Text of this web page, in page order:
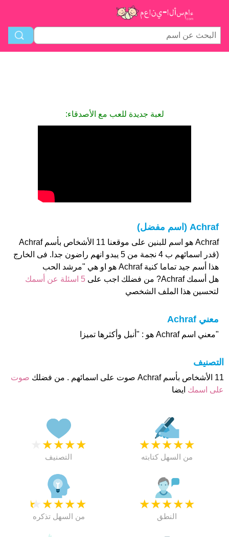
لعبة جديدة للعب مع الأصدقاء:
Achraf (اسم مفضل)
Achraf هو اسم للبنين على موقعنا 11 الأشخاص بأسم Achraf
(قدر اسمائهم ب 4 نجمة من 5 يبدو انهم راضون جدا. فى الخارج
هذا أسم جيد تماما كنية Achraf هو او هي "مرشد الحب
هل أسمك Achraf? من فضلك اجب على
5 اسئلة عن أسمك
لتحسين هذا الملف الشخصي
معني Achraf
"معني اسم Achraf هو : "أنبل وأكثرها تميزا
التصنيف
11 الأشخاص بأسم Achraf صوت على اسمائهم . من فضلك
صوت
على اسمك ايضا
★
★
★
★
التصنيف
★
★
★
★
★
من السهل كتابته
★
★
★
★
★
من السهل تذكره
★
★
★
★
★
النطق